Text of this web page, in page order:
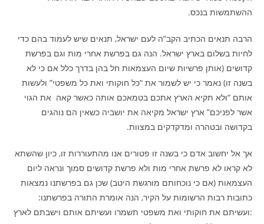
ההשתמשות בנכס.
הרבה תנאים הכתיב הקב”ה לעם ישראל, תנאים שיש לעמוד בהם כדי
לחיות בשלום בארץ ישראל. הנה גם בפרשת אחרי מות וגם בפרשת
קדושים (אותן פרשיות שיום העצמאות חל בהן בדרך כלל אם כי לא
בשנה זו) נאמר כי יש לשמור את “כל חוקותי ואת כל משפטי” ולעשות
אותם “ולא תקיא הארץ אתכם בטמאכם אותה כאשר קאה את הגוי
אשר לפניכם” ארץ ישראל מקיאה את יושביה כשאין הם נוהגים
בקדושה ובטהרה ומדקדקים במצוות.
אך אל יחשוב אדם כי בשנה זו פטורים אנו מהתעוררות זו, כיון שהשתא
לא קראו לא פרשת אחרי מות ולא פרשת קדושים סמוך ונראה ליום
העצמאות (אם כי נוכחותם מורגשת היטב) שכן גם בפרשתנו נמצאות
כתובות רבות הרשומות על הקיר, הנה אומרת התורה בפרשתנו:
:ועשיתם את חוקותי ואת משפטי תשמרו ועשיתם אותם וישבתם לארץ